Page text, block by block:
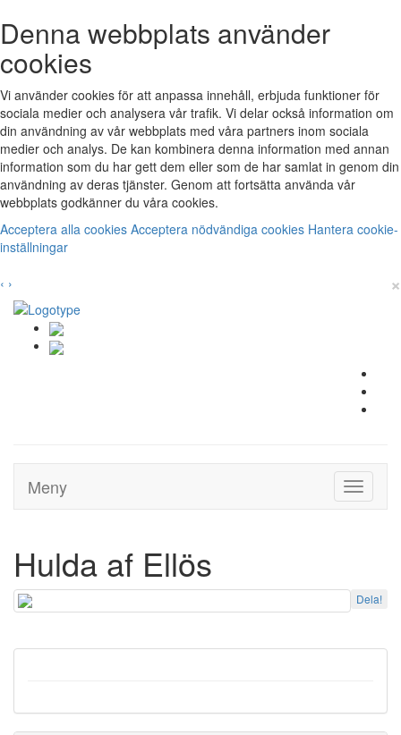
Denna webbplats använder
cookies
Vi använder cookies för att anpassa innehåll, erbjuda funktioner för
sociala medier och analysera vår trafik. Vi delar också information om
din användning av vår webbplats med våra partners inom sociala
medier och analys. De kan kombinera denna information med annan
information som du har gett dem eller som de har samlat in genom din
användning av deras tjänster. Genom att fortsätta använda vår
webbplats godkänner du våra cookies.
Acceptera alla cookies Acceptera nödvändiga cookies Hantera cookie-
inställningar
‹ › ×
Toggle
Meny
Hulda af Ellös
Dela!